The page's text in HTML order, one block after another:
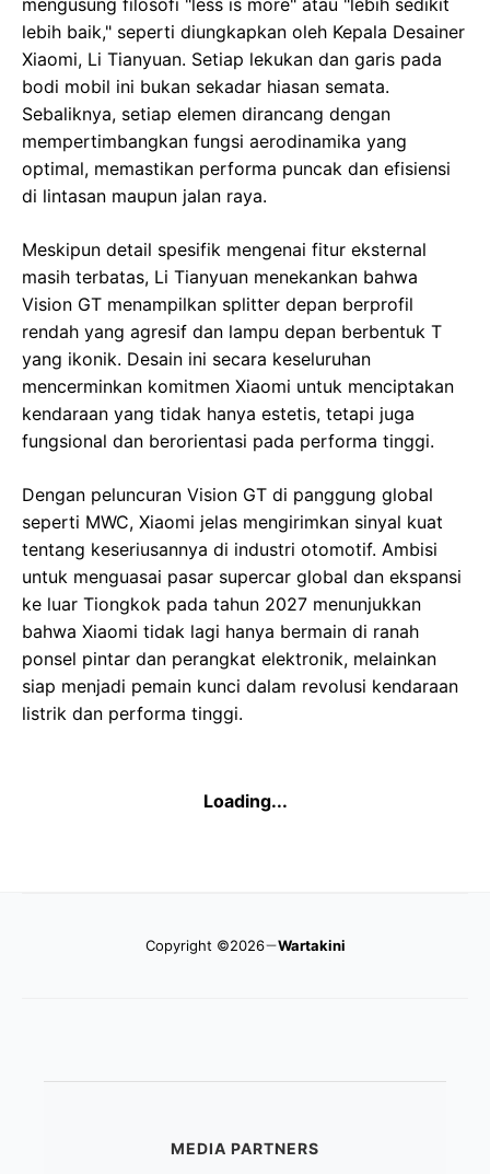
lebih baik," seperti diungkapkan oleh Kepala Desainer
Xiaomi, Li Tianyuan. Setiap lekukan dan garis pada
bodi mobil ini bukan sekadar hiasan semata.
Sebaliknya, setiap elemen dirancang dengan
mempertimbangkan fungsi aerodinamika yang
optimal, memastikan performa puncak dan efisiensi
di lintasan maupun jalan raya.
Meskipun detail spesifik mengenai fitur eksternal
masih terbatas, Li Tianyuan menekankan bahwa
Vision GT menampilkan splitter depan berprofil
rendah yang agresif dan lampu depan berbentuk T
yang ikonik. Desain ini secara keseluruhan
mencerminkan komitmen Xiaomi untuk menciptakan
kendaraan yang tidak hanya estetis, tetapi juga
fungsional dan berorientasi pada performa tinggi.
Dengan peluncuran Vision GT di panggung global
seperti MWC, Xiaomi jelas mengirimkan sinyal kuat
tentang keseriusannya di industri otomotif. Ambisi
untuk menguasai pasar supercar global dan ekspansi
ke luar Tiongkok pada tahun 2027 menunjukkan
bahwa Xiaomi tidak lagi hanya bermain di ranah
ponsel pintar dan perangkat elektronik, melainkan
siap menjadi pemain kunci dalam revolusi kendaraan
listrik dan performa tinggi.
Loading...
Copyright ©2026 Wartakini
MEDIA PARTNERS